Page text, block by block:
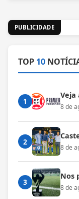
PUBLICIDADE
TOP 10
1
Veja
8 de
2
8 de
3
Nos
8 de